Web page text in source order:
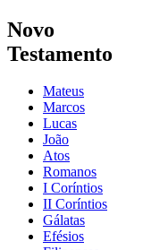
Novo
Testamento
Mateus
Marcos
Lucas
João
Atos
Romanos
I Coríntios
II Coríntios
Gálatas
Efésios